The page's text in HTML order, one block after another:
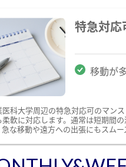
特急対
移動が
医科大学周辺の特急対応可のマン
柔軟に対応します。通常は短期間
急な移動や遠方への出張にもスム